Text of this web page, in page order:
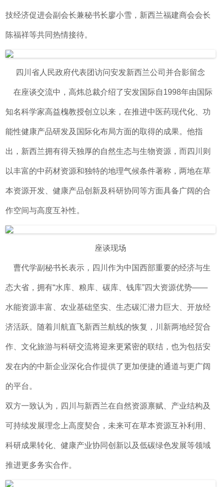
技经济促进会副会长兼秘书长廖小雪，新西兰福建商会会长
陈福祥等共同热情接待。
四川省人民政府代表团访问安发新西兰公司并合影留念
在座谈交流中，高炜总裁介绍了安发国际自1998年由国际
知名科学家高益槐教授创立以来，在推进中医药现代化、功
能性健康产品研发及国际化布局方面的取得的成果。他指
出，新西兰拥有得天独厚的自然生态与生物资源，而四川则
以丰富的中药材资源和独特的地理气候条件著称，两地在草
本资源开发、健康产品创新及科研协同等方面具备广阔的合
作空间与高度互补性。
座谈现场
曹代学副秘书长表示，四川作为中国西部重要的经济与生
态大省，拥有“水库、粮库、碳库、钱库”四大资源优势——
水能资源丰富、农业基础坚实、生态碳汇潜力巨大、开放经
济活跃。随着川航直飞新西兰航线的恢复，川新两地经贸合
作、文化旅游与科研交流将迎来更紧密的联结，也为包括安
发在内的中新企业深化合作提供了更加便捷的通道与更广阔
的平台。
双方一致认为，四川与新西兰在自然资源禀赋、产业结构及
可持续发展理念上高度契合，未来可在草本资源互补利用、
科研成果转化、健康产业协同创新以及低碳绿色发展等领域
推进更多务实合作。